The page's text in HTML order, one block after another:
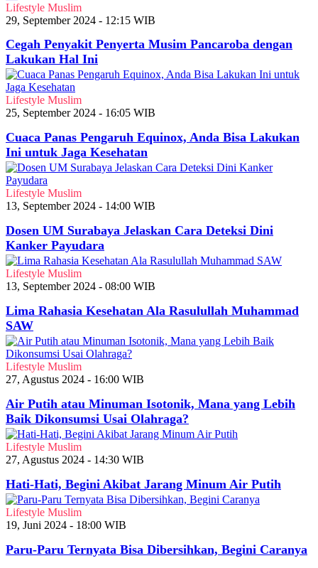
Lifestyle Muslim
29, September 2024 - 12:15 WIB
Cegah Penyakit Penyerta Musim Pancaroba dengan
Lakukan Hal Ini
Lifestyle Muslim
25, September 2024 - 16:05 WIB
Cuaca Panas Pengaruh Equinox, Anda Bisa Lakukan
Ini untuk Jaga Kesehatan
Lifestyle Muslim
13, September 2024 - 14:00 WIB
Dosen UM Surabaya Jelaskan Cara Deteksi Dini
Kanker Payudara
Lifestyle Muslim
13, September 2024 - 08:00 WIB
Lima Rahasia Kesehatan Ala Rasulullah Muhammad
SAW
Lifestyle Muslim
27, Agustus 2024 - 16:00 WIB
Air Putih atau Minuman Isotonik, Mana yang Lebih
Baik Dikonsumsi Usai Olahraga?
Lifestyle Muslim
27, Agustus 2024 - 14:30 WIB
Hati-Hati, Begini Akibat Jarang Minum Air Putih
Lifestyle Muslim
19, Juni 2024 - 18:00 WIB
Paru-Paru Ternyata Bisa Dibersihkan, Begini Caranya